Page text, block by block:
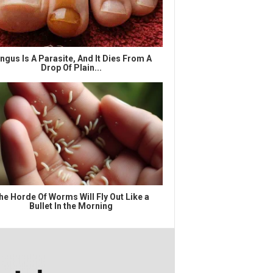
Is A Parasite, And It Dies From A
Drop Of Plain...
Horde Of Worms Will Fly Out Like a
Bullet In the Morning